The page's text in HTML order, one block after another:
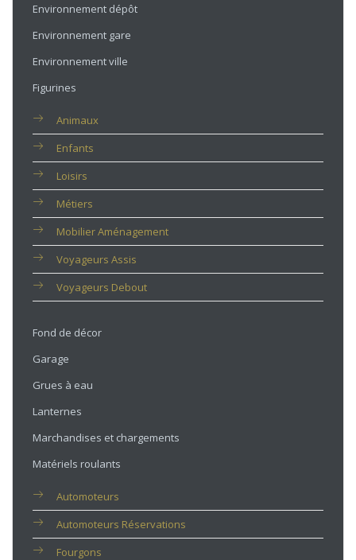
Environnement dépôt
Environnement gare
Environnement ville
Figurines
Animaux
Enfants
Loisirs
Métiers
Mobilier Aménagement
Voyageurs Assis
Voyageurs Debout
Fond de décor
Garage
Grues à eau
Lanternes
Marchandises et chargements
Matériels roulants
Automoteurs
Automoteurs Réservations
Fourgons